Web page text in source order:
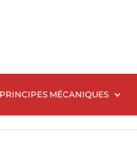
PRINCIPES MÉCANIQUES